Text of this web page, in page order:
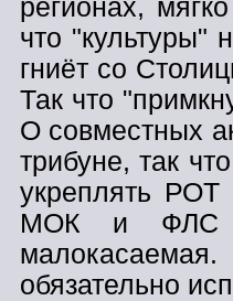
регионах,
что "культуры"
гниёт со
Так что
О совместных
трибуне, так
укреплять
МОК и ФЛС -
обязательно